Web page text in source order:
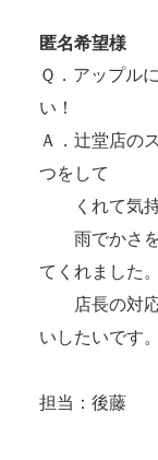
匿名希望様
Ｑ．アップル
い！
Ａ．辻堂店の
つをして
くれて気持
雨でかさを
てくれました。
店長の対応
いしたいです。
担当：後藤